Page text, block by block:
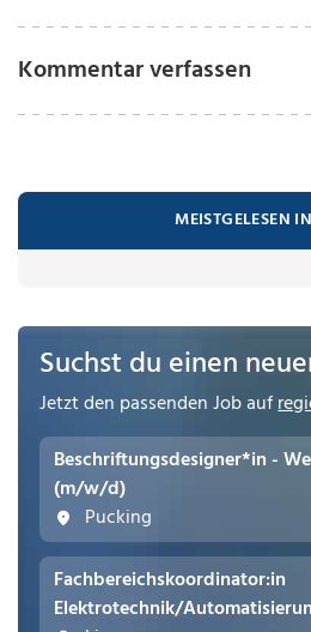
Kommentar verfassen
MEISTGELESEN
Suchst du einen
Jetzt den passenden Job auf
Beschriftungsdesigner*in -
(m/w/d)
Pucking
Fachbereichskoordinator:in
Elektrotechnik/